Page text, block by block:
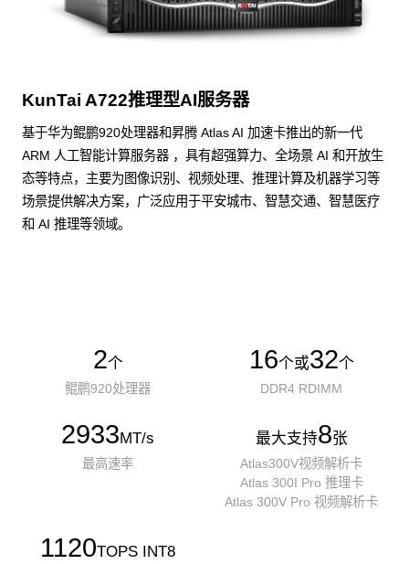
KunTai A722推理型AI服务器
基于华为鲲鹏920处理器和昇腾 Atlas AI 加速卡推出的新一代
ARM 人工智能计算服务器 ，具有超强算力、全场景 AI 和开放生
态等特点，主要为图像识别、视频处理、推理计算及机器学习等
场景提供解决方案，广泛应用于平安城市、智慧交通、智慧医疗
和 AI 推理等领域。
2个
鲲鹏920处理器
16个或32个
DDR4 RDIMM
2933MT/s
最高速率
最大支持8张
Atlas300V视频解析卡
Atlas 300I Pro 推理卡
Atlas 300V Pro 视频解析卡
1120TOPS INT8